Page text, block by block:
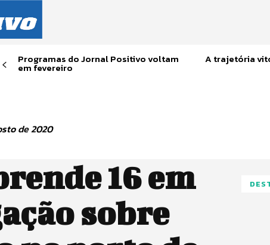
Programas do Jornal Positivo voltam
em fevereiro
A trajetória
de 2020
16 em
sobre